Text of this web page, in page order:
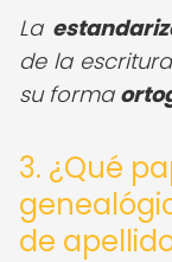
La
de la
su forma
3. ¿Qué
de